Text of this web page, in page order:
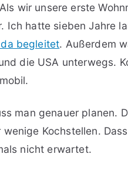
wir unsere erste
Ich hatte sieben Jahre
begleitet. Außerdem
die USA unterwegs.
man genauer planen.
Kochstellen.
nicht erwartet.